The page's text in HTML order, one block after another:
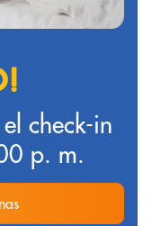
check-in
p. m.